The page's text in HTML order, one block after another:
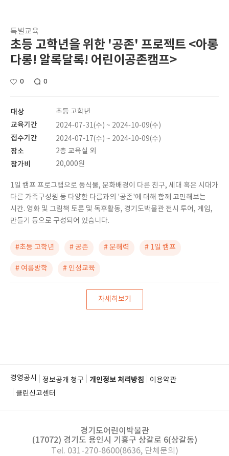
특별교육
초등 고학년을 위한 '공존' 프로젝트 <아롱
다롱! 알록달록! 어린이공존캠프>
0 0
대상 초등 고학년
교육기간 2024-07-31(수) ~ 2024-10-09(수)
접수기간 2024-07-17(수) ~ 2024-10-09(수)
장소 2층 교육실 외
참가비 20,000원
1일 캠프 프로그램으로 동식물, 문화배경이 다른 친구, 세대 혹은 시대가
다른 가족구성원 등 다양한 다름과의 '공존'에 대해 함께 고민해보는
시간. 영화 및 그림책 토론 및 독후활동, 경기도박물관 전시 투어, 게임,
만들기 등으로 구성되어 있습니다.
#초등 고학년 # 공존 # 문해력 # 1일 캠프
# 여름방학 # 인성교육
자세히보기
경영공시 정보공개 청구 개인정보 처리방침
이용약관
클린신고센터
경기도어린이박물관
(17072) 경기도 용인시 기흥구 상갈로 6(상갈동)
Tel. 031-270-8600(8636, 단체문의)